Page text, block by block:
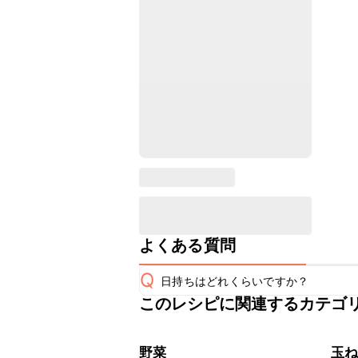
よくある質問
Q 日持ちはどれくらいですか？
保存期間は冷蔵で翌日中が目安です
※日持ちは目安です。
このレシピに関連するカテゴ
野菜 玉